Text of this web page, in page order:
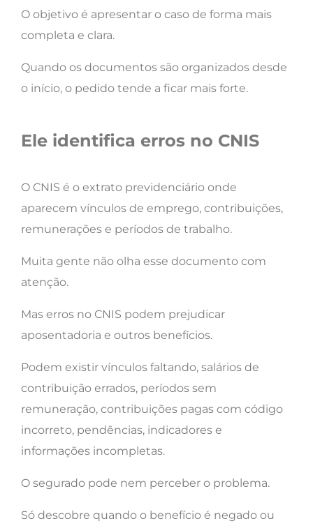
O objetivo é apresentar o caso de forma mais
completa e clara.
Quando os documentos são organizados desde
o início, o pedido tende a ficar mais forte.
Ele identifica erros no CNIS
O CNIS é o extrato previdenciário onde
aparecem vínculos de emprego, contribuições,
remunerações e períodos de trabalho.
Muita gente não olha esse documento com
atenção.
Mas erros no CNIS podem prejudicar
aposentadoria e outros benefícios.
Podem existir vínculos faltando, salários de
contribuição errados, períodos sem
remuneração, contribuições pagas com código
incorreto, pendências, indicadores e
informações incompletas.
O segurado pode nem perceber o problema.
Só descobre quando o benefício é negado ou